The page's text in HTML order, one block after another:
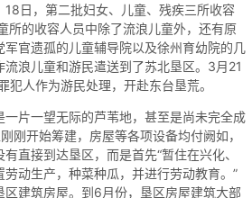
18日，第二批妇女、儿童、残疾三所收容
所的收容人员中除了流浪儿童外，还有原
军官遗孤的儿童辅导院以及徐州育幼院的几
浪儿童和游民遣送到了苏北垦区。3月21
犯人作为游民处理，开赴东台垦荒。
片一望无际的芦苇地，甚至是尚未完全成
刚开始筹建，房屋等各项设备均付阙如，
直接到达垦区，而是首先“暂住在兴化、
动生产，种菜种瓜，并进行劳动教育。”
区建筑房屋。到6月份，垦区房屋建筑大部